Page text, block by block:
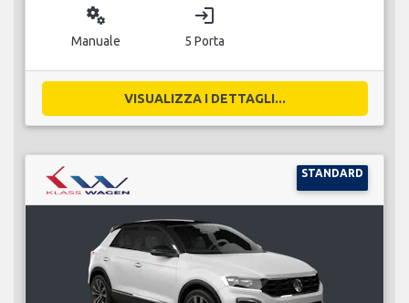
miscellaneous_services
Manuale
login
5 Porta
VISUALIZZA I DETTAGLI...
STANDARD